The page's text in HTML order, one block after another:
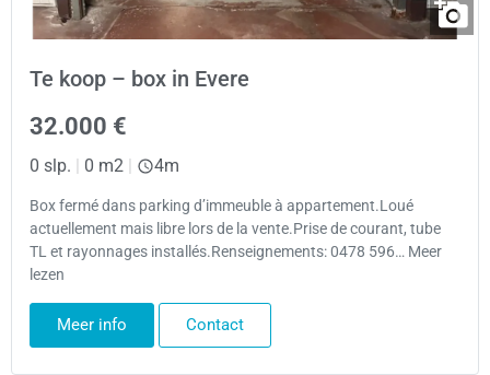
Te koop – box in Evere
32.000 €
0 slp. | 0 m2 | 4m
Box fermé dans parking d’immeuble à appartement.Loué
actuellement mais libre lors de la vente.Prise de courant, tube
TL et rayonnages installés.Renseignements: 0478 596… Meer
lezen
Meer info Contact